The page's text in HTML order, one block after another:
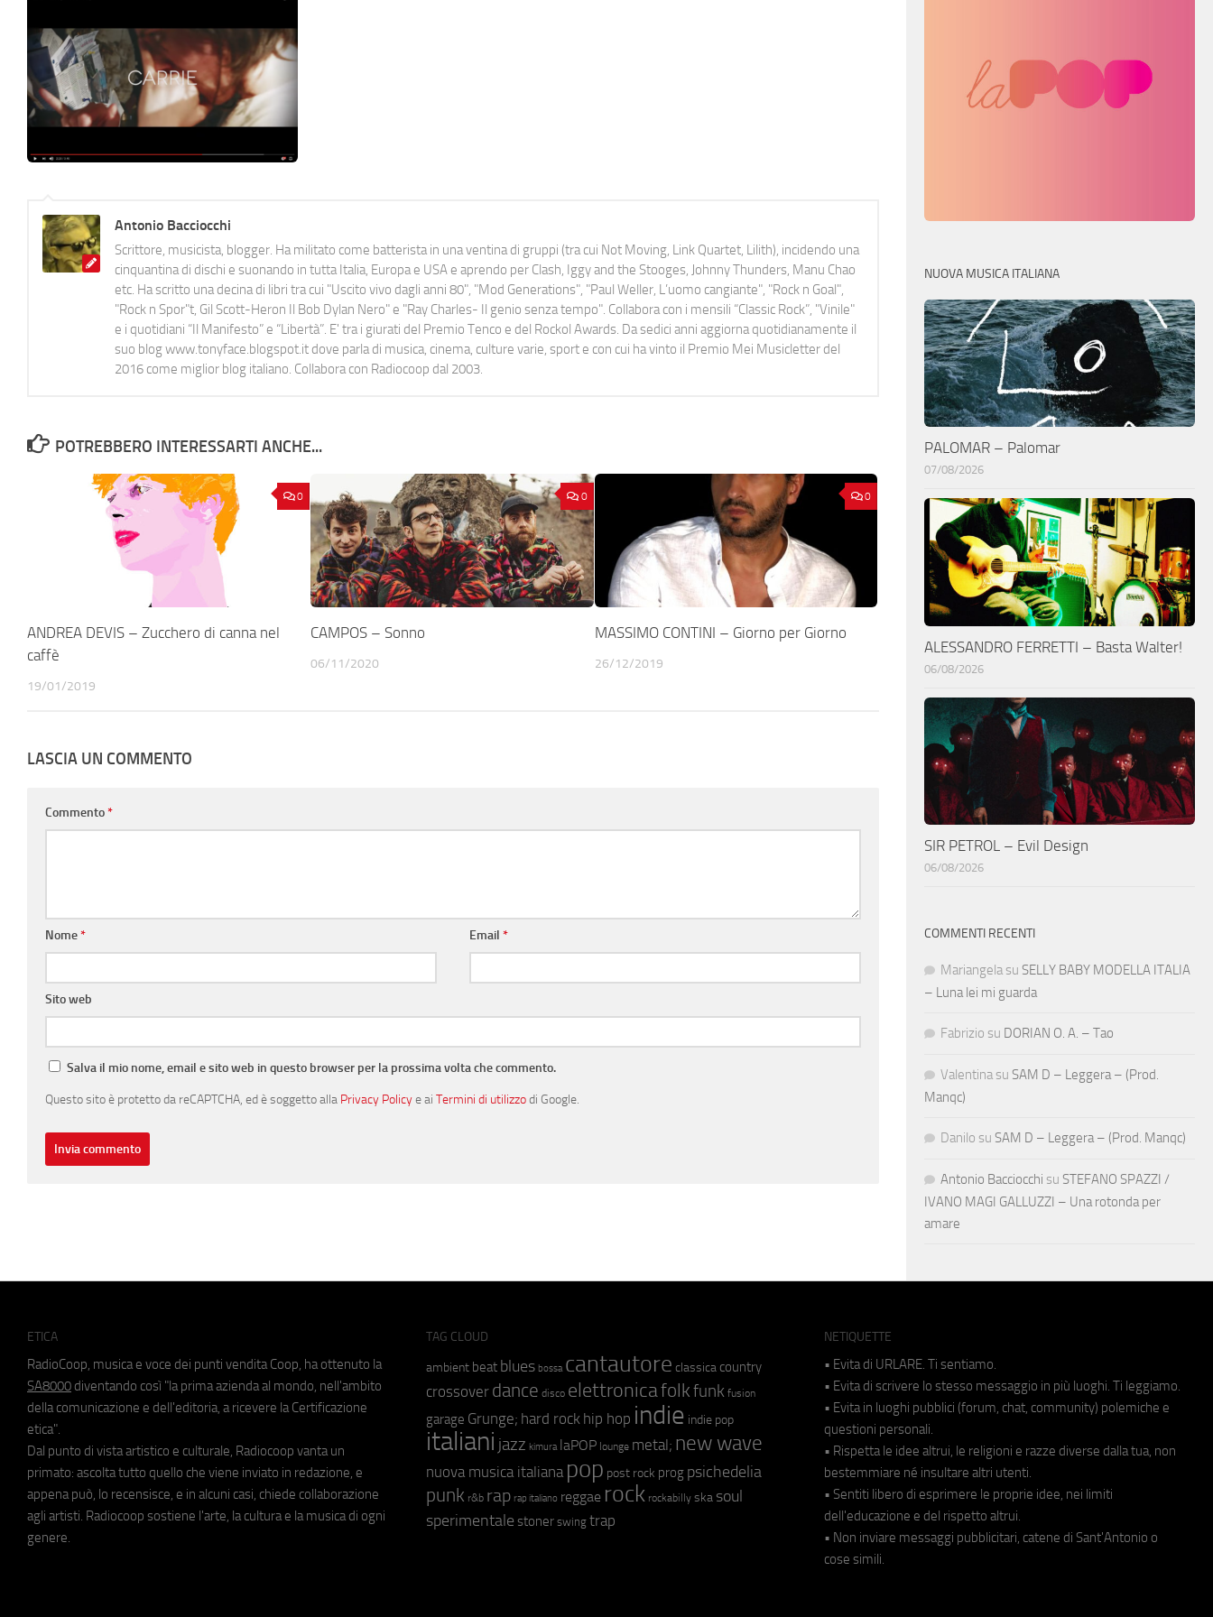
Antonio Bacciocchi
Scrittore, musicista, blogger. Ha militato come batterista in una ventina di gruppi (tra cui Not Moving, Link Quartet, Lilith), incidendo una
cinquantina di dischi e suonando in tutta Italia, Europa e USA e aprendo per Clash, Iggy and the Stooges, Johnny Thunders, Manu Chao
etc. Ha scritto una decina di libri tra cui "Uscito vivo dagli anni 80", "Mod Generations", "Paul Weller, L’uomo cangiante", "Rock n Goal",
"Rock n Spor"t, Gil Scott-Heron Il Bob Dylan Nero" e "Ray Charles- Il genio senza tempo". Collabora con i mensili “Classic Rock”, "Vinile"
e i quotidiani “Il Manifesto” e “Libertà”. E' tra i giurati del Premio Tenco e del Rockol Awards. Da sedici anni aggiorna quotidianamente il
suo blog www.tonyface.blogspot.it dove parla di musica, cinema, culture varie, sport e con cui ha vinto il Premio Mei Musicletter del
2016 come miglior blog italiano. Collabora con Radiocoop dal 2003.
POTREBBERO INTERESSARTI ANCHE...
0
ANDREA DEVIS – Zucchero di canna nel
caffè
19/01/2019
0
CAMPOS – Sonno
06/11/2020
0
MASSIMO CONTINI – Giorno per Giorno
26/12/2019
LASCIA UN COMMENTO
Commento*
Nome* Email*
Sito web
Salva il mio nome, email e sito web in questo browser per la prossima volta che commento.
Questo sito è protetto da reCAPTCHA, ed è soggetto alla Privacy Policye ai Termini di utilizzodi Google.
NUOVA MUSICA ITALIANA
PALOMAR – Palomar
07/08/2026
ALESSANDRO FERRETTI – Basta Walter!
06/08/2026
SIR PETROL – Evil Design
06/08/2026
COMMENTI RECENTI
Mariangela su SELLY BABY MODELLA ITALIA
– Luna lei mi guarda
Fabrizio su DORIAN O. A. – Tao
Valentina su SAM D – Leggera – (Prod.
Manqc)
Danilo su SAM D – Leggera – (Prod. Manqc)
Antonio Bacciocchi su STEFANO SPAZZI /
IVANO MAGI GALLUZZI – Una rotonda per
amare
ETICA
RadioCoop, musica e voce dei punti vendita Coop, ha ottenuto la
SA8000 diventando così "la prima azienda al mondo, nell'ambito
della comunicazione e dell'editoria, a ricevere la Certificazione
etica".
Dal punto di vista artistico e culturale, Radiocoop vanta un
primato: ascolta tutto quello che viene inviato in redazione, e
appena può, lo recensisce, e in alcuni casi, chiede collaborazione
agli artisti. Radiocoop sostiene l'arte, la cultura e la musica di ogni
genere.
TAG CLOUD
ambient beat blues bossa cantautore classica country
crossover dance disco elettronicafolkfunk fusion
garage Grunge; hard rock hip hop indie indie pop
italiani jazz kimura laPOP lounge metal; new wave
nuova musica italiana pop post rock prog psichedelia
punk r&b rap rap italiano reggae rock rockabilly ska soul
sperimentale stoner swing trap
NETIQUETTE
• Evita di URLARE. Ti sentiamo.
• Evita di scrivere lo stesso messaggio in più luoghi. Ti leggiamo.
• Evita in luoghi pubblici (forum, chat, community) polemiche e
questioni personali.
• Rispetta le idee altrui, le religioni e razze diverse dalla tua, non
bestemmiare né insultare altri utenti.
• Sentiti libero di esprimere le proprie idee, nei limiti
dell'educazione e del rispetto altrui.
• Non inviare messaggi pubblicitari, catene di Sant'Antonio o
cose simili.